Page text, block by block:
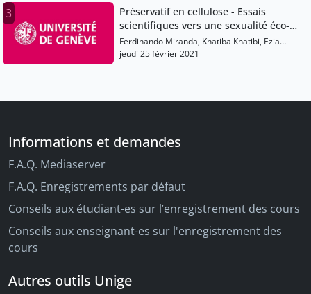
3
Préservatif en cellulose - Essais
scientifiques vers une sexualité éco-
compatible
Ferdinando Miranda, Khatiba Khatibi, Ezia
Oppliger, Ezgi Gozlugol, Emma Jaques
jeudi 25 février 2021
Informations et demandes
F.A.Q. Mediaserver
F.A.Q. Enregistrements par défaut
Conseils aux étudiant-es sur l’enregistrement des cours
Conseils aux enseignant-es sur l'enregistrement des
cours
Autres outils Unige